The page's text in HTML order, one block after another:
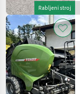
Rabljeni stroj